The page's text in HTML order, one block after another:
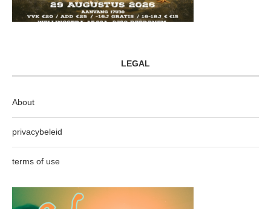
LEGAL
About
privacybeleid
terms of use